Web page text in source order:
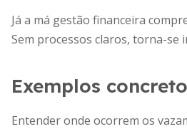
Já a má gestão financeira
Sem processos claros, torna-se
Exemplos
Entender onde ocorrem os